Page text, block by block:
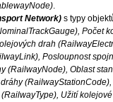
.
Network) s typy
Počet
drah
Posloupnost
(RailwayNode), Oblast
Užití